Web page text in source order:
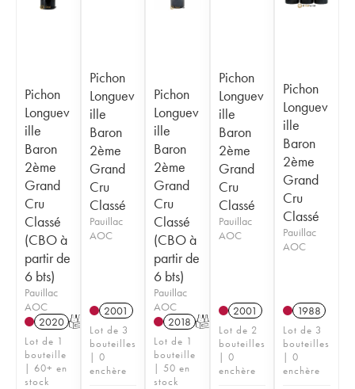
Pichon
Longuev
ille
Baron
2ème
Grand
Cru
Classé
(CBO à
partir de
6 bts)
Pauillac
AOC
2020 T
Lot de 1
bouteille
| 60+ en
stock
Pichon
Longuev
ille
Baron
2ème
Grand
Cru
Classé
Pauillac
AOC
2001
Lot de 3
bouteilles
| 0
enchère
Pichon
Longuev
ille
Baron
2ème
Grand
Cru
Classé
(CBO à
partir de
6 bts)
Pauillac
AOC
2018 T
Lot de 1
bouteille
| 50 en
stock
Pichon
Longuev
ille
Baron
2ème
Grand
Cru
Classé
Pauillac
AOC
2001
Lot de 2
bouteilles
| 0
enchère
Pichon
Longuev
ille
Baron
2ème
Grand
Cru
Classé
Pauillac
AOC
1988
Lot de 3
bouteilles
| 0
enchère